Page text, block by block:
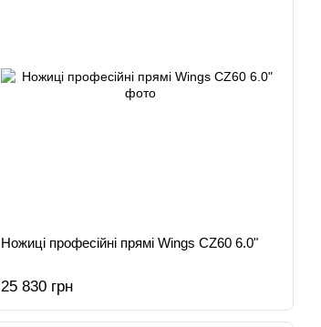
Ножиці професійні прямі Wings CZ60 6.0"
25 830 грн